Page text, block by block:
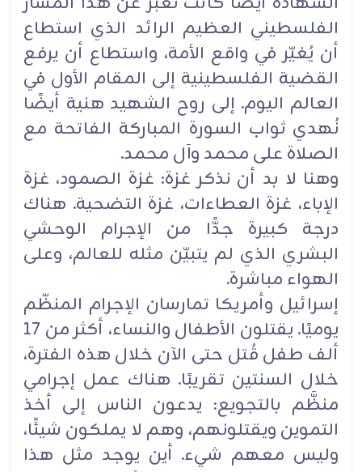
الفلسطيني العظيم الرائد ‏الذي استطاع
أن يُغيّر في واقع الأمة، واستطاع أن يرفع
القضية الفلسطينية إلى المقام الأول في
العالم اليوم. ‏إلى روح الشهيد هنية أيضًا
نُهدي ثواب السورة المباركة الفاتحة مع
الصلاة على محمد وآل محمد.‏
وهنا لا بد أن نذكر غزة: غزة الصمود، غزة
الإباء، غزة العطاءات، غزة التضحية. هناك
درجة كبيرة جدًّا ‏من الإجرام الوحشي
البشري الذي لم يتبيّن مثله للعالم، وعلى
الهواء مباشرة.‏
إسرائيل وأمريكا تمارسان الإجرام المنظّم
يوميًا. يقتلون الأطفال والنساء، أكثر من 17
ألف طفل قُتل حتى ‏الآن خلال هذه الفترة،
خلال السنتين تقريبًا. هناك عمل إجرامي
منظَّم بالتجويع: يدعون الناس إلى أخذ
‏التموين ويقتلونهم، وهم لا يملكون شيئًا،
وليس معهم شيء. أين يوجد مثل هذا